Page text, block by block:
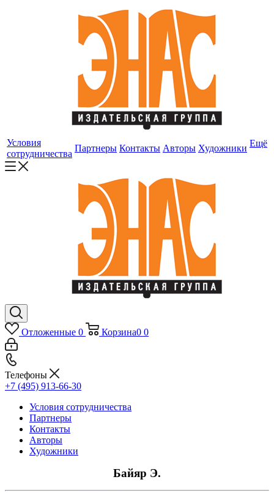
Условия
сотрудничества
Партнеры Контакты Авторы Художники Ещё
Отложенные 0 Корзина0 0
Телефоны
+7 (495) 913-66-30
Условия сотрудничества
Партнеры
Контакты
Авторы
Художники
Байяр Э.